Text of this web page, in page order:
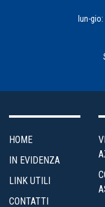
Internazionalizzazione
Marketing
e
Servizi
lun-gio:
HOME
IN EVIDENZA
LINK UTILI
CONTATTI